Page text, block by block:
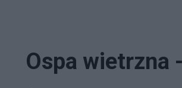
Ospa wietrzna